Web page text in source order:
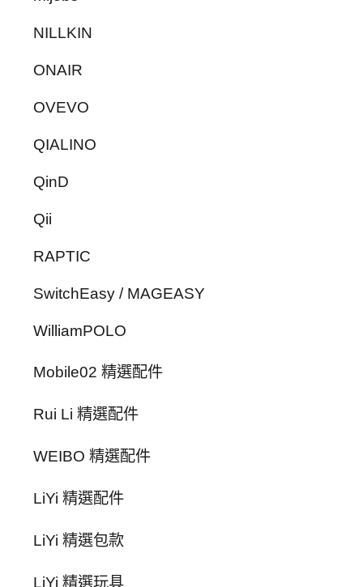
NILLKIN
ONAIR
OVEVO
QIALINO
QinD
Qii
RAPTIC
SwitchEasy / MAGEASY
WilliamPOLO
Mobile02 精選配件
Rui Li 精選配件
WEIBO 精選配件
LiYi 精選配件
LiYi 精選包款
LiYi 精選玩具